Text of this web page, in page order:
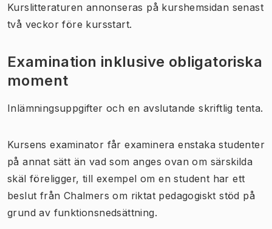
Kurslitteraturen annonseras på kurshemsidan senast
två veckor före kursstart.
Examination inklusive obligatoriska
moment
Inlämningsuppgifter och en avslutande skriftlig tenta.
Kursens examinator får examinera enstaka studenter
på annat sätt än vad som anges ovan om särskilda
skäl föreligger, till exempel om en student har ett
beslut från Chalmers om riktat pedagogiskt stöd på
grund av funktionsnedsättning.